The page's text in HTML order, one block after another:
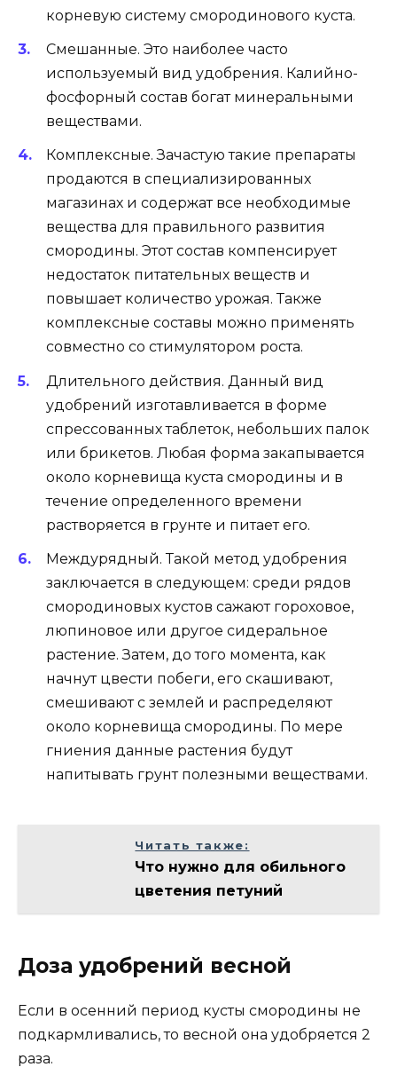
корневую систему смородинового куста.
Смешанные. Это наиболее часто
используемый вид удобрения. Калийно-
фосфорный состав богат минеральными
веществами.
Комплексные. Зачастую такие препараты
продаются в специализированных
магазинах и содержат все необходимые
вещества для правильного развития
смородины. Этот состав компенсирует
недостаток питательных веществ и
повышает количество урожая. Также
комплексные составы можно применять
совместно со стимулятором роста.
Длительного действия. Данный вид
удобрений изготавливается в форме
спрессованных таблеток, небольших палок
или брикетов. Любая форма закапывается
около корневища куста смородины и в
течение определенного времени
растворяется в грунте и питает его.
Междурядный. Такой метод удобрения
заключается в следующем: среди рядов
смородиновых кустов сажают гороховое,
люпиновое или другое сидеральное
растение. Затем, до того момента, как
начнут цвести побеги, его скашивают,
смешивают с землей и распределяют
около корневища смородины. По мере
гниения данные растения будут
напитывать грунт полезными веществами.
Читать также:
Что нужно для обильного
цветения петуний
Доза удобрений весной
Если в осенний период кусты смородины не
подкармливались, то весной она удобряется 2
раза.